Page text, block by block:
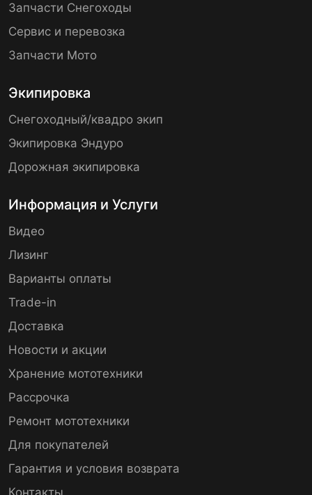
Запчасти Снегоходы
Сервис и перевозка
Запчасти Мото
Экипировка
Снегоходный/квадро экип
Экипировка Эндуро
Дорожная экипировка
Информация и Услуги
Видео
Лизинг
Варианты оплаты
Trade-in
Доставка
Новости и акции
Хранение мототехники
Рассрочка
Ремонт мототехники
Для покупателей
Гарантия и условия возврата